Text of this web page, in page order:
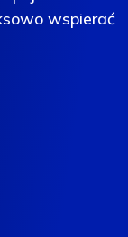
wspierać
wspierać
wspierać